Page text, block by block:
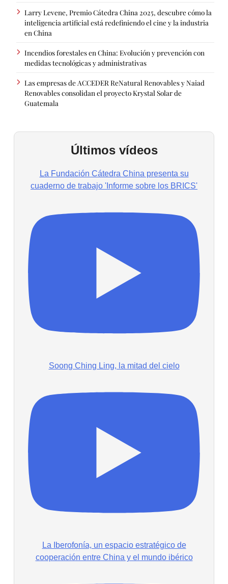
Larry Levene, Premio Cátedra China 2025, descubre cómo la
inteligencia artificial está redefiniendo el cine y la industria
en China
Incendios forestales en China: Evolución y prevención con
medidas tecnológicas y administrativas
Las empresas de ACCEDER ReNatural Renovables y Naiad
Renovables consolidan el proyecto Krystal Solar de
Guatemala
Últimos vídeos
La Fundación Cátedra China presenta su
cuaderno de trabajo 'Informe sobre los BRICS'
Soong Ching Ling, la mitad del cielo
La Iberofonía, un espacio estratégico de
cooperación entre China y el mundo ibérico